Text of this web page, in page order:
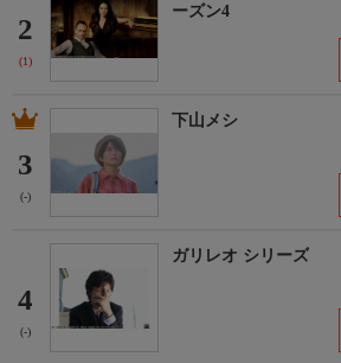
2
(1)
ーズン4
3
(-)
下山メシ
4
(-)
ガリレオ シリーズ